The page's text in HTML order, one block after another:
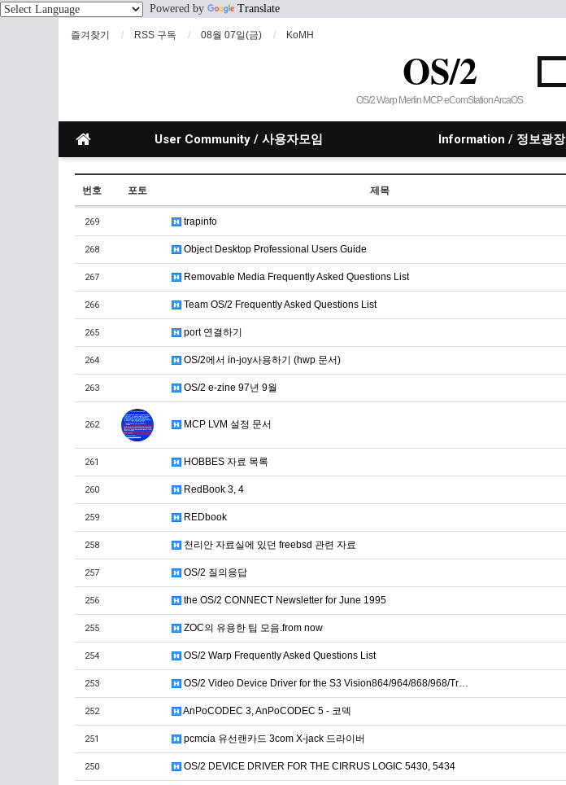
Powered by Translate
즐겨찾기 RSS 구독 08월 07일(금) KoMH
OS/2
OS/2 Warp Merlin MCP eComStation ArcaOS
User Community / 사용자모임 Information / 정보광장
번호 포토 제목
269 trapinfo
268 Object Desktop Professional Users Guide
267 Removable Media Frequently Asked Questions List
266 Team OS/2 Frequently Asked Questions List
265 port 연결하기
264 OS/2에서 in-joy사용하기 (hwp 문서)
263 OS/2 e-zine 97년 9월
262 MCP LVM 설정 문서
261 HOBBES 자료 목록
260 RedBook 3, 4
259 REDbook
258 천리안 자료실에 있던 freebsd 관련 자료
257 OS/2 질의응답
256 the OS/2 CONNECT Newsletter for June 1995
255 ZOC의 유용한 팁 모음.from now
254 OS/2 Warp Frequently Asked Questions List
253 OS/2 Video Device Driver for the S3 Vision864/964/868/968/Tr…
252 AnPoCODEC 3, AnPoCODEC 5 - 코덱
251 pcmcia 유선랜카드 3com X-jack 드라이버
250 OS/2 DEVICE DRIVER FOR THE CIRRUS LOGIC 5430, 5434